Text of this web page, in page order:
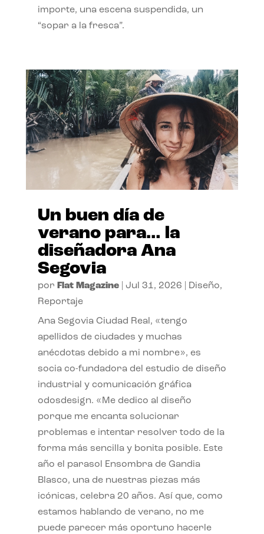
importe, una escena suspendida, un
“sopar a la fresca”.
Un buen día de
verano para… la
diseñadora Ana
Segovia
por Flat Magazine| Jul 31, 2026 Diseño,
Reportaje
Ana Segovia Ciudad Real, «tengo
apellidos de ciudades y muchas
anécdotas debido a mi nombre», es
socia co-fundadora del estudio de diseño
industrial y comunicación gráfica
odosdesign. «Me dedico al diseño
porque me encanta solucionar
problemas e intentar resolver todo de la
forma más sencilla y bonita posible. Este
año el parasol Ensombra de Gandia
Blasco, una de nuestras piezas más
icónicas, celebra 20 años. Así que, como
estamos hablando de verano, no me
puede parecer más oportuno hacerle